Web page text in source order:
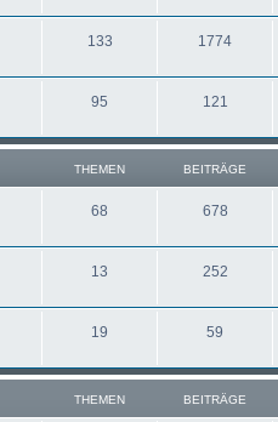
133 1774
95 121
THEMEN BEITRÄGE
68 678
13 252
19 59
THEMEN BEITRÄGE